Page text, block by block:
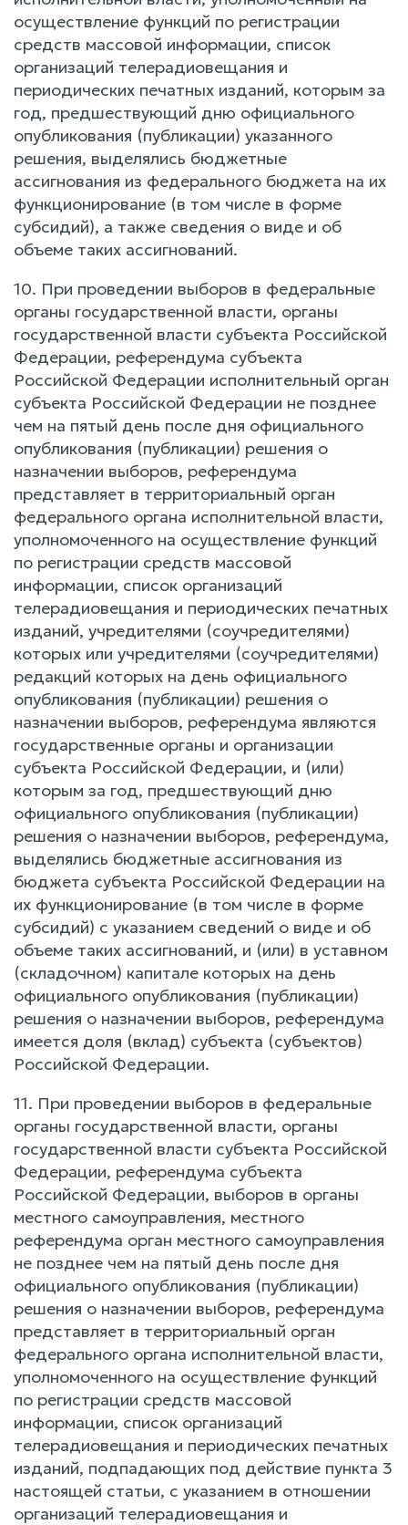
осуществление функций по регистрации
средств массовой информации, список
организаций телерадиовещания и
периодических печатных изданий, которым за
год, предшествующий дню официального
опубликования (публикации) указанного
решения, выделялись бюджетные
ассигнования из федерального бюджета на их
функционирование (в том числе в форме
субсидий), а также сведения о виде и об
объеме таких ассигнований.
10. При проведении выборов в федеральные
органы государственной власти, органы
государственной власти субъекта Российской
Федерации, референдума субъекта
Российской Федерации исполнительный орган
субъекта Российской Федерации не позднее
чем на пятый день после дня официального
опубликования (публикации) решения о
назначении выборов, референдума
представляет в территориальный орган
федерального органа исполнительной власти,
уполномоченного на осуществление функций
по регистрации средств массовой
информации, список организаций
телерадиовещания и периодических печатных
изданий, учредителями (соучредителями)
которых или учредителями (соучредителями)
редакций которых на день официального
опубликования (публикации) решения о
назначении выборов, референдума являются
государственные органы и организации
субъекта Российской Федерации, и (или)
которым за год, предшествующий дню
официального опубликования (публикации)
решения о назначении выборов, референдума,
выделялись бюджетные ассигнования из
бюджета субъекта Российской Федерации на
их функционирование (в том числе в форме
субсидий) с указанием сведений о виде и об
объеме таких ассигнований, и (или) в уставном
(складочном) капитале которых на день
официального опубликования (публикации)
решения о назначении выборов, референдума
имеется доля (вклад) субъекта (субъектов)
Российской Федерации.
11. При проведении выборов в федеральные
органы государственной власти, органы
государственной власти субъекта Российской
Федерации, референдума субъекта
Российской Федерации, выборов в органы
местного самоуправления, местного
референдума орган местного самоуправления
не позднее чем на пятый день после дня
официального опубликования (публикации)
решения о назначении выборов, референдума
представляет в территориальный орган
федерального органа исполнительной власти,
уполномоченного на осуществление функций
по регистрации средств массовой
информации, список организаций
телерадиовещания и периодических печатных
изданий, подпадающих под действие пункта 3
настоящей статьи, с указанием в отношении
организаций телерадиовещания и